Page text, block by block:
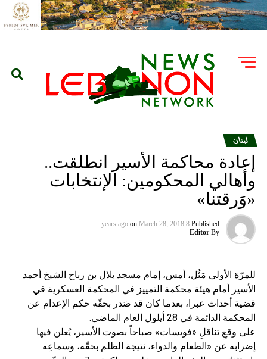
لبنان
إعادة محاكمة الأسير انطلقت..
وأهالي المحكومين: الإنتخابات
«وَرقتنا»
Published
8 years ago
on March 28, 2018
By
Editor
للمرّة الأولى مَثُل، أمس، إمام مسجد بلال بن رباح الشيخ أحمد
الأسير أمام هيئة محكمة التمييز في المحكمة العسكرية في
قضية أحداث عبرا، بعدما كان قد صَدر بحقّه حكم الإعدام عن
المحكمة الدائمة في 28 أيلول العام الماضي.
على وقعِ تناقلِ «فويسات» صباحاً بصوت الأسير، يُعلن فيها
إضرابه عن «الطعام والدواء، نتيجة الظلم بحقّه، وسماعِه